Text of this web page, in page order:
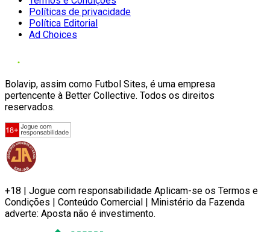
Políticas de privacidade
Política Editorial
Ad Choices
Bolavip, assim como Futbol Sites, é uma empresa
pertencente à Better Collective. Todos os direitos
reservados.
+18 | Jogue com responsabilidade Aplicam-se os Termos e
Condições | Conteúdo Comercial | Ministério da Fazenda
adverte: Aposta não é investimento.